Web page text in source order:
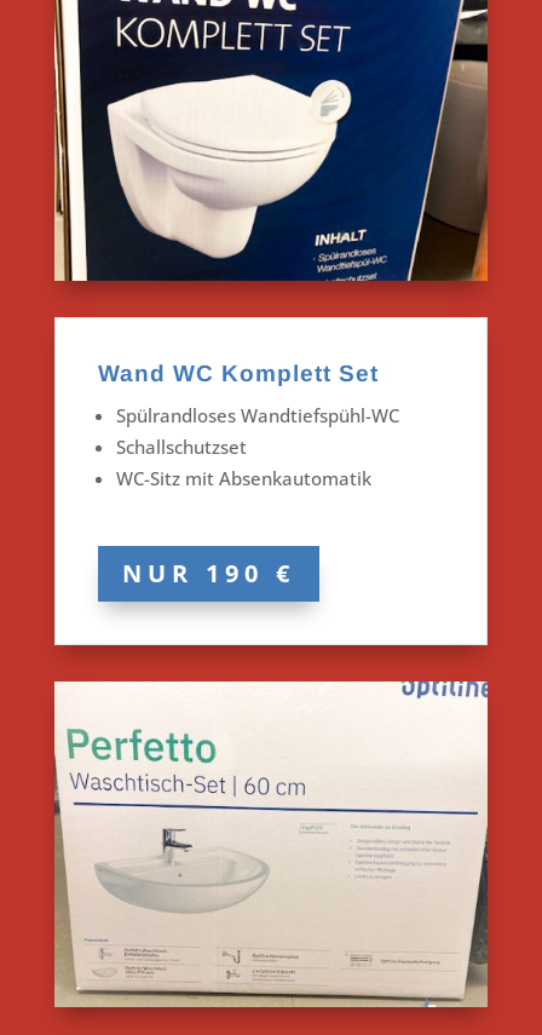
Wand WC Komplett Set
Spülrandloses Wandtiefspühl-WC
Schallschutzset
WC-Sitz mit Absenkautomatik
NUR 190 €